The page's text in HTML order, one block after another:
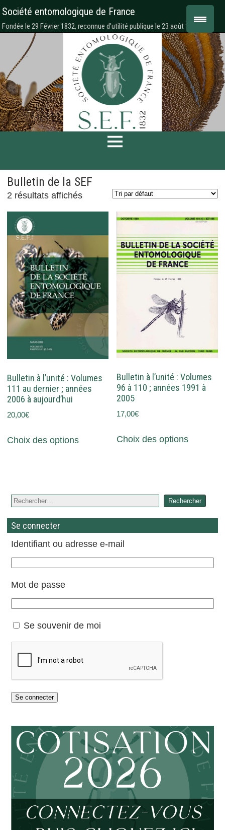
Société entomologique de France
Fondée le 29 Février 1832, reconnue d'utilité publique le 23 août 1878
Bulletin de la SEF
2 résultats affichés
Bulletin à l’unité : Volumes
111 au dernier ; années
2006 à aujourd’hui
20,00€
Choix des options
Bulletin à l’unité : Volumes
96 à 110 ; années 1991 à
2005
17,00€
Choix des options
Se connecter
Identifiant ou adresse e-mail
Mot de passe
Se souvenir de moi
Se connecter